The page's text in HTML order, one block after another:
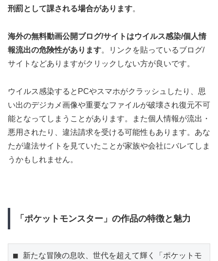
刑罰として課される場合があります。
海外の無料動画公開ブログ/サイトはウイルス感染/個人情
報流出の危険性があります。リンクを貼っているブログ/
サイトなどありますがクリックしない方が良いです。
ウイルス感染するとPCやスマホがクラッシュしたり、思
い出のデジカメ画像や重要なファイルが破壊され復元不可
能となってしまうことがあります。また個人情報が流出・
悪用されたり、違法請求を受ける可能性もあります。あな
たが違法サイトを見ていたことが家族や会社にバレてしま
うかもしれません。
「ポケットモンスター」の作品の特徴と魅力
■ 新たな冒険の息吹、世代を超えて輝く「ポケットモ